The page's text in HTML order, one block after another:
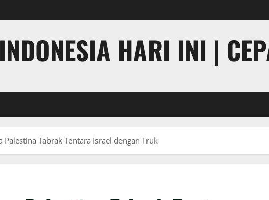
HARI INI |
Palestina Tabrak Tentara Israel dengan Truk